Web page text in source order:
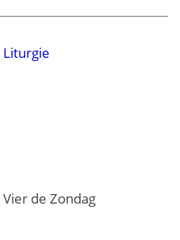
Liturgie
Vier de Zondag